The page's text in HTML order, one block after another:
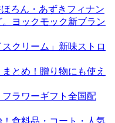
ろん・あずきフィナン
ヨックモック新ブラン
クリーム」新味ストロ
とめ！贈り物にも使え
ラワーギフト全国配
！食料品・コート・人気